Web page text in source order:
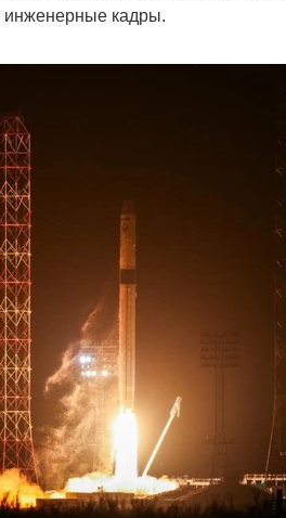
инженерные кадры.